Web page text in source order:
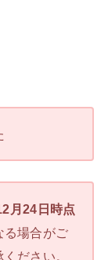
月24日時点
る場合がご
ださい。